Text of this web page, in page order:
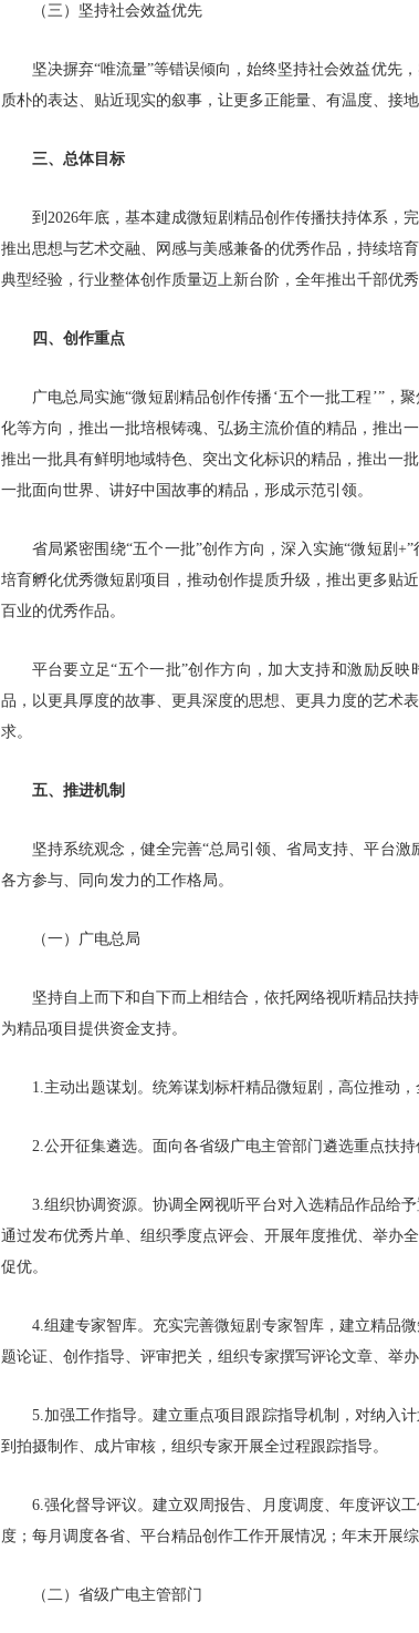
（三）坚持社会效益优先
坚决摒弃“唯流量”等错误倾向，始终坚持社会效益优先
质朴的表达、贴近现实的叙事，让更多正能量、有温度、接
三、总体目标
到2026年底，基本建成微短剧精品创作传播扶持体系，
推出思想与艺术交融、网感与美感兼备的优秀作品，持续培
典型经验，行业整体创作质量迈上新台阶，全年推出千部优
四、创作重点
广电总局实施“微短剧精品创作传播‘五个一批工程’”，
化等方向，推出一批培根铸魂、弘扬主流价值的精品，推出
推出一批具有鲜明地域特色、突出文化标识的精品，推出一
一批面向世界、讲好中国故事的精品，形成示范引领。
省局紧密围绕“五个一批”创作方向，深入实施“微短剧
培育孵化优秀微短剧项目，推动创作提质升级，推出更多贴
百业的优秀作品。
平台要立足“五个一批”创作方向，加大支持和激励反
品，以更具厚度的故事、更具深度的思想、更具力度的艺术
求。
五、推进机制
坚持系统观念，健全完善“总局引领、省局支持、平台激
各方参与、同向发力的工作格局。
（一）广电总局
坚持自上而下和自下而上相结合，依托网络视听精品扶
为精品项目提供资金支持。
1.主动出题谋划。统筹谋划标杆精品微短剧，高位推动，
2.公开征集遴选。面向各省级广电主管部门遴选重点扶持
3.组织协调资源。协调全网视听平台对入选精品作品给
通过发布优秀片单、组织季度点评会、开展年度推优、举办
促优。
4.组建专家智库。充实完善微短剧专家智库，建立精品
题论证、创作指导、评审把关，组织专家撰写评论文章、举
5.加强工作指导。建立重点项目跟踪指导机制，对纳入
到拍摄制作、成片审核，组织专家开展全过程跟踪指导。
6.强化督导评议。建立双周报告、月度调度、年度评议
度；每月调度各省、平台精品创作工作开展情况；年末开展
（二）省级广电主管部门